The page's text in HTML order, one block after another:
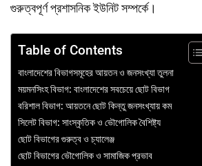
গুরুত্বপূর্ণ প্রশাসনিক ইউনিট সম্পর্কে।
Table of Contents
বাংলাদেশের বিভাগসমূহের আয়তন ও জনসংখ্যা তুলনা
ময়মনসিংহ বিভাগ: বাংলাদেশের সবচেয়ে ছোট বিভাগ
বরিশাল বিভাগ: আয়তনে ছোট কিন্তু জনসংখ্যায় কম
সিলেট বিভাগ: সাংস্কৃতিক ও ভৌগোলিক বৈশিষ্ট্য
ছোট বিভাগের গুরুত্ব ও চ্যালেঞ্জ
ছোট বিভাগের ভৌগোলিক ও সামাজিক প্রভাব